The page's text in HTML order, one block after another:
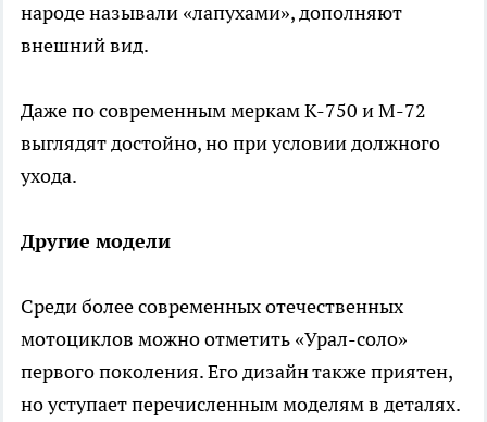
народе называли «лапухами», дополняют
внешний вид.
Даже по современным меркам К-750 и М-72
выглядят достойно, но при условии должного
ухода.
Другие модели
Среди более современных отечественных
мотоциклов можно отметить «Урал-соло»
первого поколения. Его дизайн также приятен,
но уступает перечисленным моделям в деталях.